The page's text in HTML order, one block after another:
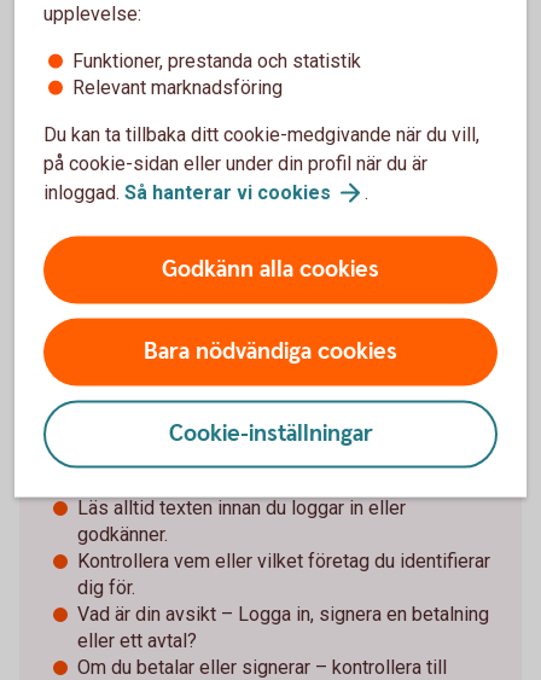
Om det ändå händer - spara
underlag
Om företaget trots allt blir utsatt, kontakta
omgående banken och informera vad som hänt.
Särskilt om det försvunnit pengar. Spara och
dokumentera så mycket information som möjligt
myndigheter i jakten på förövarna.
Tips för Mobilt BankID och
säkerhetsdosan
Använd aldrig e-legitimation (Mobilt BankID) eller
Läs alltid texten innan du loggar in eller
godkänner.
Kontrollera vem eller vilket företag du identifierar
dig för.
Vad är din avsikt – Logga in, signera en betalning
eller ett avtal?
Om du betalar eller signerar – kontrollera till
upplevelse:
Funktioner, prestanda och statistik
Relevant marknadsföring
Du kan ta tillbaka ditt cookie-medgivande när du vill,
på cookie-sidan eller under din profil när du är
inloggad. Så hanterar vi cookies .
Godkänn alla cookies
Bara nödvändiga cookies
Cookie-inställningar